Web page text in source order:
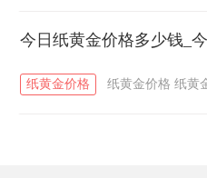
今日纸黄金价格多少钱_
纸黄金价格 纸黄金价格 纸黄